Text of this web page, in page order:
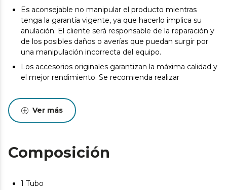
Es aconsejable no manipular el producto mientras
tenga la garantía vigente, ya que hacerlo implica su
anulación. El cliente será responsable de la reparación y
de los posibles daños o averías que puedan surgir por
una manipulación incorrecta del equipo.
Los accesorios originales garantizan la máxima calidad y
el mejor rendimiento. Se recomienda realizar
Ver más
Composición
1 Tubo